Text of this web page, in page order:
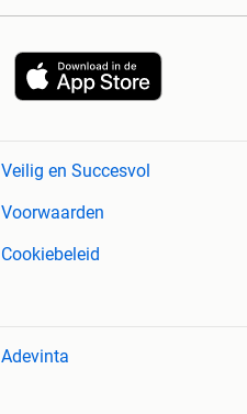
Veilig en Succesvol
Voorwaarden
Cookiebeleid
Adevinta